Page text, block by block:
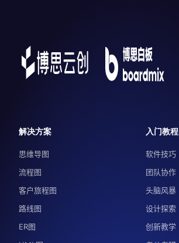
解决方案
思维导图
流程图
客户旅程图
路线图
ER图
入门教程
软件技巧
团队协作
头脑风暴
设计探索
创新教学